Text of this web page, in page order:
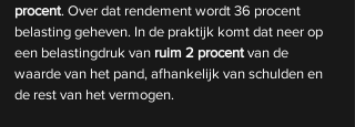
procent. Over dat rendement wordt 36 procent
belasting geheven. In de praktijk komt dat neer op
een belastingdruk van ruim 2 procent van de
waarde van het pand, afhankelijk van schulden en
de rest van het vermogen.